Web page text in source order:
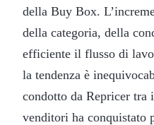
della Buy Box.
della categoria, della
efficiente il flusso di
la tendenza è
condotto da Repricer
venditori ha conquistato